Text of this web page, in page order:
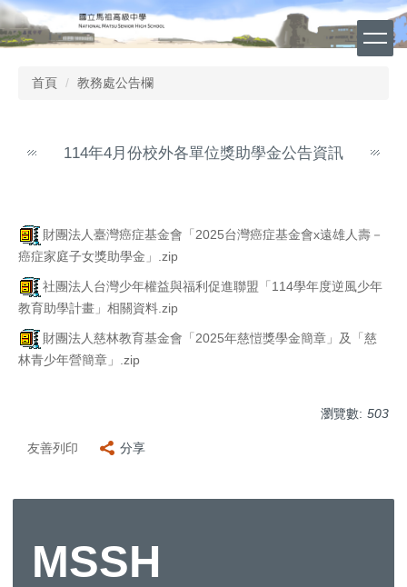
跳
到
主
首頁 教務處公告欄
114年4月份校外各單位獎助學金公告資訊
財團法人臺灣癌症基金會「2025台灣癌症基金會x遠雄人壽－
癌症家庭子女獎助學金」.zip
社團法人台灣少年權益與福利促進聯盟「114學年度逆風少年
教育助學計畫」相關資料.zip
財團法人慈林教育基金會「2025年慈愷獎學金簡章」及「慈
林青少年營簡章」.zip
瀏覽數: 503
友善列印 分享
MSSH